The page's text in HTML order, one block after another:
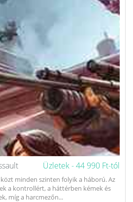
Üzletek -44 990 Ft-tól
minden szinten folyik a háború. Az
a kontrollért, a háttérben kémek és
míg a harcmezőn...